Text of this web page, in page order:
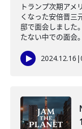
トランプ次期アメ
くなった安倍晋三
邸で面会しました
たない中での面会
2024.12.16 |